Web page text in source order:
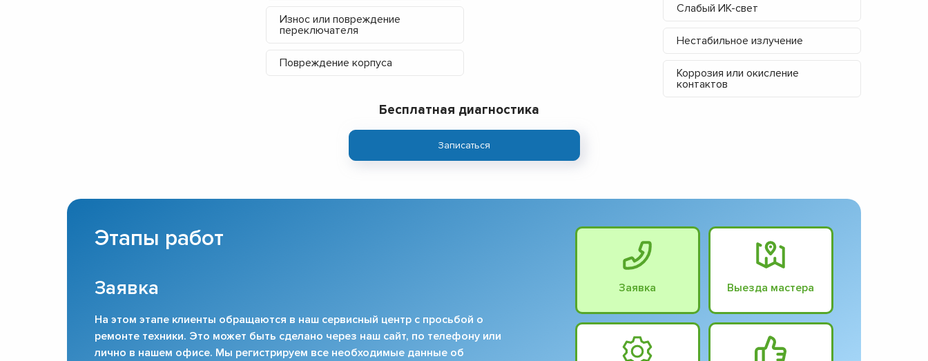
Износ или повреждение
переключателя
Повреждение корпуса
Слабый ИК-свет
Нестабильное излучение
Коррозия или окисление
контактов
Бесплатная диагностика
Записаться
Этапы работ
Заявка
На этом этапе клиенты обращаются в наш сервисный центр с просьбой о
ремонте техники. Это может быть сделано через наш сайт, по телефону или
лично в нашем офисе. Мы регистрируем все необходимые данные об
Заявка Выезда мастера